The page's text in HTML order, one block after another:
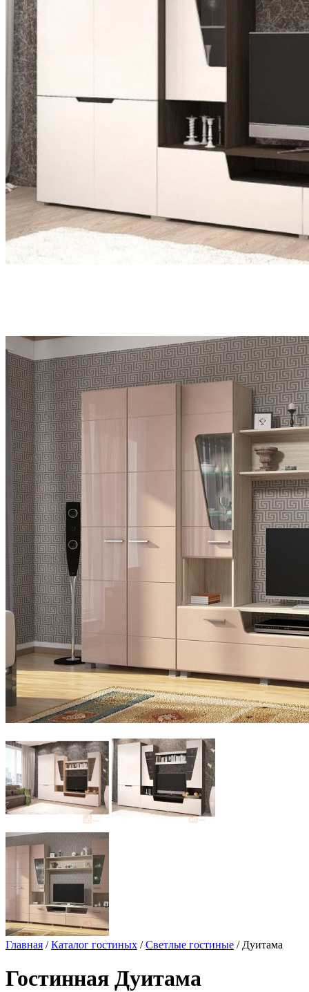
Главная /Каталог гостиных /Светлые гостиные / Дуитама
Гостинная Дуитама